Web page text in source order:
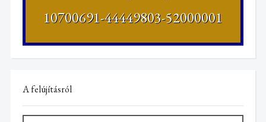
10700691-44449803-52000001
A felújításról